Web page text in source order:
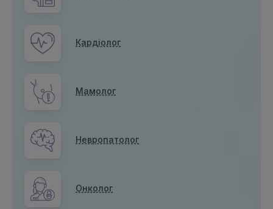
Кардіолог
Мамолог
Невропатолог
Онколог